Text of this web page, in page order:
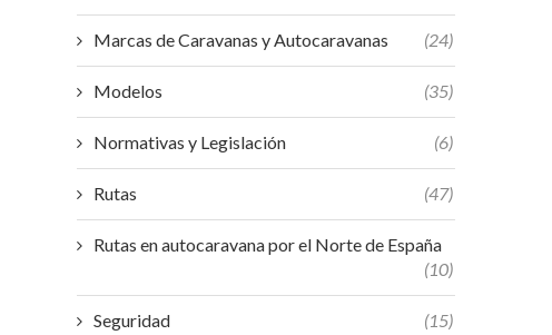
Marcas de Caravanas y Autocaravanas (24)
Modelos (35)
Normativas y Legislación (6)
Rutas (47)
Rutas en autocaravana por el Norte de España
(10)
Seguridad (15)